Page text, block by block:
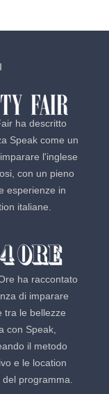
ha descritto
Speak come un
l'inglese
con un pieno
esperienze in
italiane.
ha raccontato
di imparare
tra le bellezze
con Speak,
il metodo
e le location
programma.